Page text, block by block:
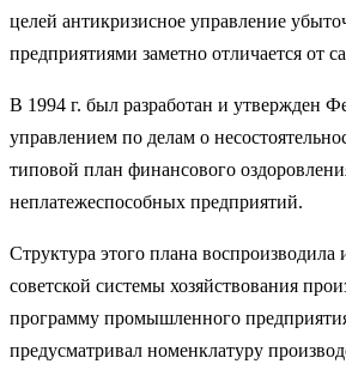
целей антикризисное управ­ление
предприятиями заметно отличается от
В 1994 г. был разработан и утвержден
управлением по делам о
типовой план финансового
неплатежеспособных предприятий.
Структура этого плана воспроизводила
совет­ской системы хозяйствования
программу промышлен­ного
предусматривал номенклатуру